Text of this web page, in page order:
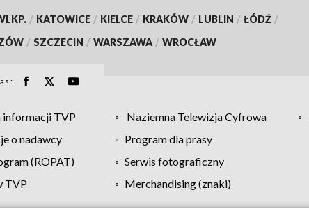
/ KATOWICE / KIELCE / KRAKÓW / LUBLIN / ŁÓDŹ /
/ SZCZECIN / WARSZAWA / WROCŁAW
informacji TVP Naziemna Telewizja Cyfrowa
o nadawcy
Program dla prasy
(ROPAT)
Serwis fotograficzny
TVP
Merchandising (znaki)